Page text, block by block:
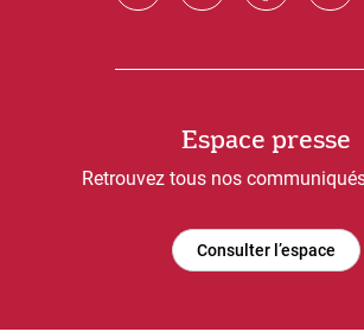
Espace presse
Retrouvez tous nos
Consulter l’espace